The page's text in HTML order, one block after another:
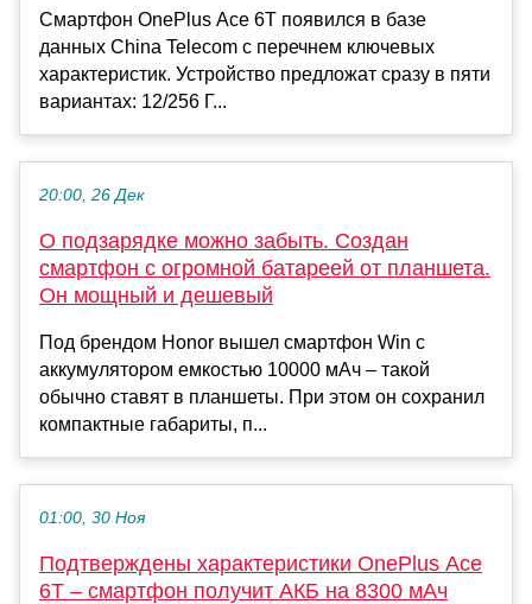
Смартфон OnePlus Ace 6T появился в базе
данных China Telecom с перечнем ключевых
характеристик. Устройство предложат сразу в пяти
вариантах: 12/256 Г...
20:00, 26 Дек
О подзарядке можно забыть. Создан
смартфон с огромной батареей от планшета.
Он мощный и дешевый
Под брендом Honor вышел смартфон Win с
аккумулятором емкостью 10000 мАч – такой
обычно ставят в планшеты. При этом он сохранил
компактные габариты, п...
01:00, 30 Ноя
Подтверждены характеристики OnePlus Ace
6T – смартфон получит АКБ на 8300 мАч